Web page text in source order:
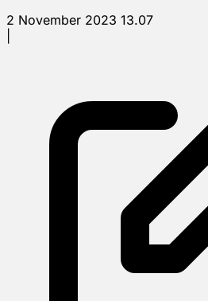
2 November 2023 13.07